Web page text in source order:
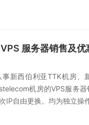
服务器销售及优
新西伯利亚TTK机房、
机房的VPS服务
IP自由更换。均为独立操